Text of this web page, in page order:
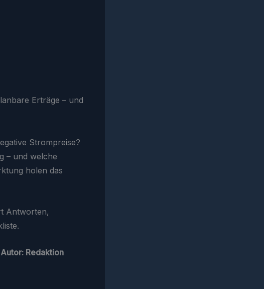
Erträge – und
Strompreise?
– und welche
holen das
Antworten,
Redaktion